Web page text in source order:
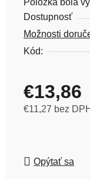
Dostupnosť
Možnosti
Kód:
€13,86
€11,27 bez DPH
Opýtať sa